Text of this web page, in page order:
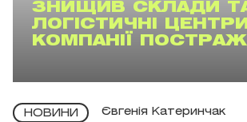
ЗНИЩИВ СКЛАДИ
ЛОГІСТИЧНІ
КОМПАНІЇ
НОВИНИ Євгенія Катеринчак